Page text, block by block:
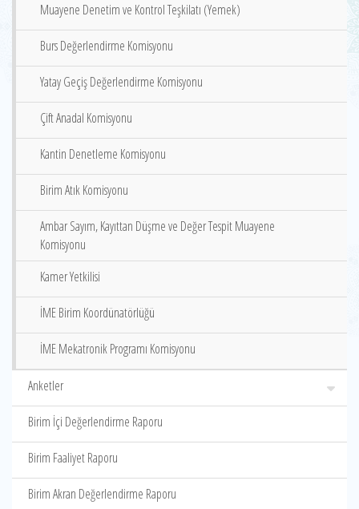
Muayene Denetim ve Kontrol Teşkilatı (Yemek)
Burs Değerlendirme Komisyonu
Yatay Geçiş Değerlendirme Komisyonu
Çift Anadal Komisyonu
Kantin Denetleme Komisyonu
Birim Atık Komisyonu
Ambar Sayım, Kayıttan Düşme ve Değer Tespit Muayene
Komisyonu
Kamer Yetkilisi
İME Birim Koordünatörlüğü
İME Mekatronik Programı Komisyonu
Anketler
Birim İçi Değerlendirme Raporu
Birim Faaliyet Raporu
Birim Akran Değerlendirme Raporu